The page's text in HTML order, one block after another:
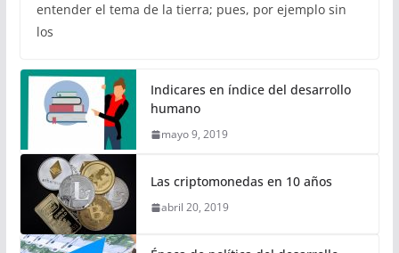
entender el tema de la tierra; pues, por ejemplo sin
los
Indicares en índice del desarrollo
humano
mayo 9, 2019
Las criptomonedas en 10 años
abril 20, 2019